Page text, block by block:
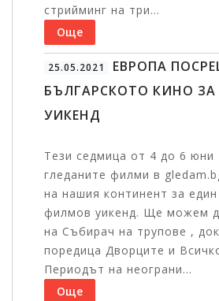
стрийминг на три...
Още
25.05.2021
ЕВРОПА
БЪЛГАРСКОТО КИНО
УИКЕНД
Тези седмица от 4 до 6 юни
гледаните филми в
на нашия континент за
филмов уикенд. Ще можем
на Събирач на трупове ,
поредица Дворците и
Периодът на неограни...
Още